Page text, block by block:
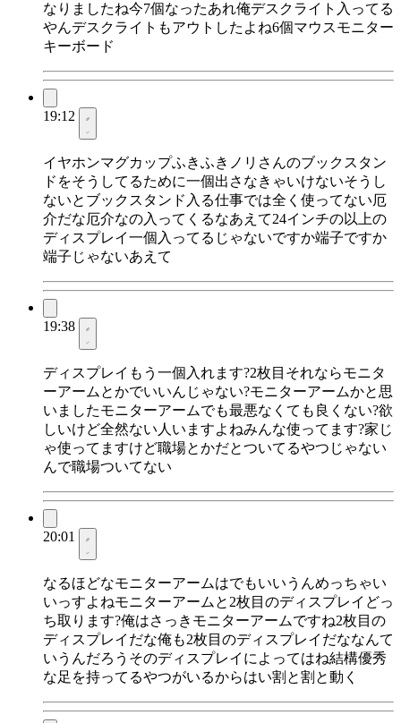
なりましたね今7個なったあれ俺デスクライト入ってる
やんデスクライトもアウトしたよね6個マウスモニター
キーボード
19:12
イヤホンマグカップふきふきノリさんのブックスタン
ドをそうしてるために一個出さなきゃいけないそうし
ないとブックスタンド入る仕事では全く使ってない厄
介だな厄介なの入ってくるなあえて24インチの以上の
ディスプレイ一個入ってるじゃないですか端子ですか
端子じゃないあえて
19:38
ディスプレイもう一個入れます?2枚目それならモニタ
ーアームとかでいいんじゃない?モニターアームかと思
いましたモニターアームでも最悪なくても良くない?欲
しいけど全然ない人いますよねみんな使ってます?家じ
ゃ使ってますけど職場とかだとついてるやつじゃない
んで職場ついてない
20:01
なるほどなモニターアームはでもいいうんめっちゃい
いっすよねモニターアームと2枚目のディスプレイどっ
ち取ります?俺はさっきモニターアームですね2枚目の
ディスプレイだな俺も2枚目のディスプレイだななんて
いうんだろうそのディスプレイによってはね結構優秀
な足を持ってるやつがいるからはい割と割と動く